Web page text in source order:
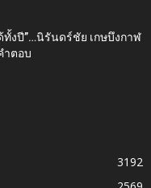
ทั้งปี”…นิรันดร์ชัย เกษบึงกาฬ
ำตอบ
3192